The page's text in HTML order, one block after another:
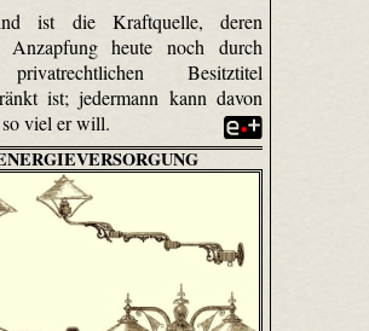
ist die Kraftquelle, deren
Anzapfung heute noch durch
Besitztitel
ist; jedermann kann davon
viel er will.